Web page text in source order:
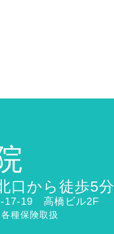
口から徒歩5分
17-19 高橋ビル2F
種保険取扱